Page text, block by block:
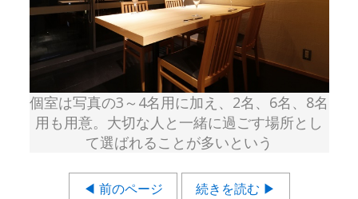
個室は写真の3～4名用に加え、2名、6名、8名
用も用意。大切な人と一緒に過ごす場所とし
て選ばれることが多いという
◀ 前のページ 続きを読む ▶